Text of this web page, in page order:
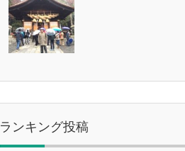
ランキング投稿